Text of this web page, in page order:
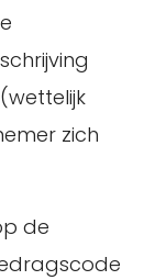
zich
de